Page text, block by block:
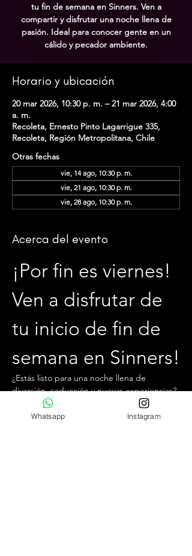
tu fin de semana en Sinners. Ven a
compartir y disfrutar una noche llena de
pasión. Ideal para conocer gente en un
cálido y pecador ambiente.
Horario y ubicación
20 mar 2026, 10:30 p. m. – 21 mar 2026, 4:00
a. m.
Recoleta, Ernesto Pinto Lagarrigue 335,
Recoleta, Región Metropolitana, Chile
Otras fechas
vie, 14 ago, 10:30 p. m.
vie, 21 ago, 10:30 p. m.
vie, 28 ago, 10:30 p. m.
Acerca del evento
¡Por fin es viernes!
Ven a disfrutar de
tu inicio de fin de
semana en Sinners!
¿Estás listo para una noche llena de
diversión, seducción y nuevas experiencias?
Te invitamos a unirte a nosotros cada
viernes por la noche, desde las 22:30 hrs
Whatsapp Instagram